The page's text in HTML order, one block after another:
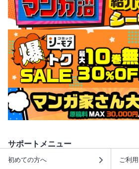
サポートメニュー
初めての方へ ご利